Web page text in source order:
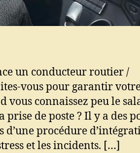
un conducteur routier /
vous pour garantir
vous connaissez peu le
prise de poste ? Il y a des
procédure
et les incidents. […]